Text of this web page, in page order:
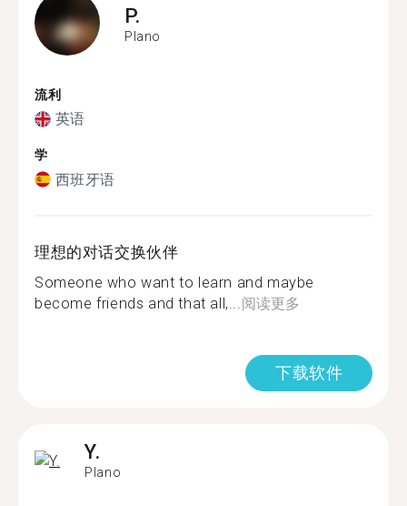
P.
Plano
流利
英语
学
西班牙语
理想的对话交换伙伴
Someone who want to learn and maybe
become friends and that all,... 阅读更多
下载软件
Y.
Plano